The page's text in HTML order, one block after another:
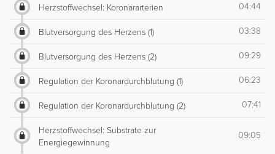
Herzstoffwechsel: Koronararterien 04:44
Blutversorgung des Herzens (1) 03:38
Blutversorgung des Herzens (2) 09:29
Regulation der Koronardurchblutung (1) 06:23
Regulation der Koronardurchblutung (2) 07:41
Herzstoffwechsel: Substrate zur
Energiegewinnung
09:05